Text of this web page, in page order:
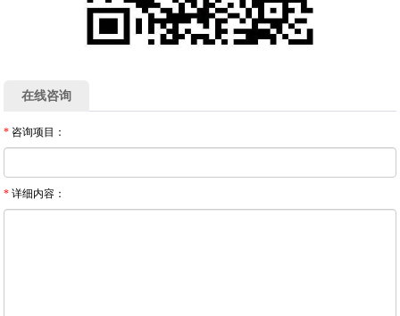
在线咨询
* 咨询项目：
* 详细内容：